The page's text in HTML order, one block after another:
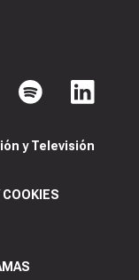
y Televisión
COOKIES